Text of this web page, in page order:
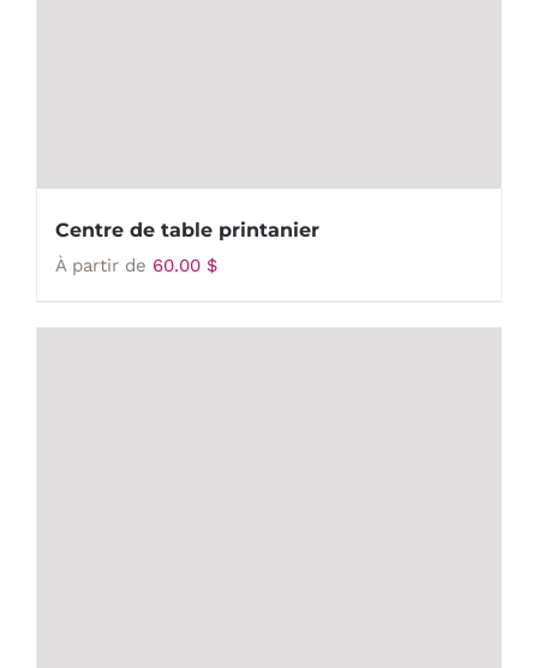
Centre de table printanier
À partir de 60.00 $